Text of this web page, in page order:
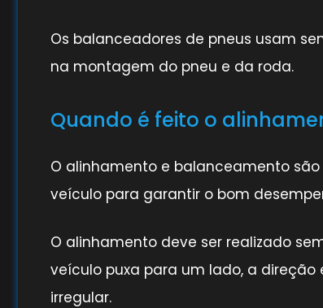
Os balanceadores de pneus usam
na montagem do pneu e da roda.
Quando é feito o
O alinhamento e balanceamento
veículo para garantir o bom
O alinhamento deve ser realizado
veículo puxa para um lado, a
irregular.